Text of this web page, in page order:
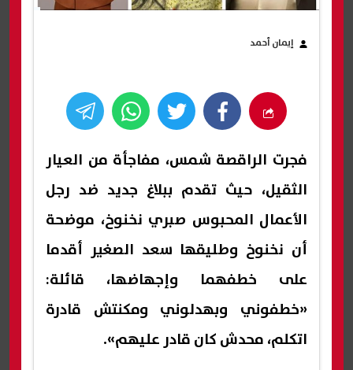
إيمان أحمد
فجرت الراقصة شمس، مفاجأة من العيار
الثقيل، حيث تقدم ببلاغ جديد ضد رجل
الأعمال المحبوس صبري نخنوخ، موضحة
أن نخنوخ وطليقها سعد الصغير أقدما
على خطفهما وإجهاضها، قائلة:
«خطفوني وبهدلوني ومكنتش قادرة
اتكلم، محدش كان قادر عليهم».